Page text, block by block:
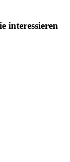
interessieren